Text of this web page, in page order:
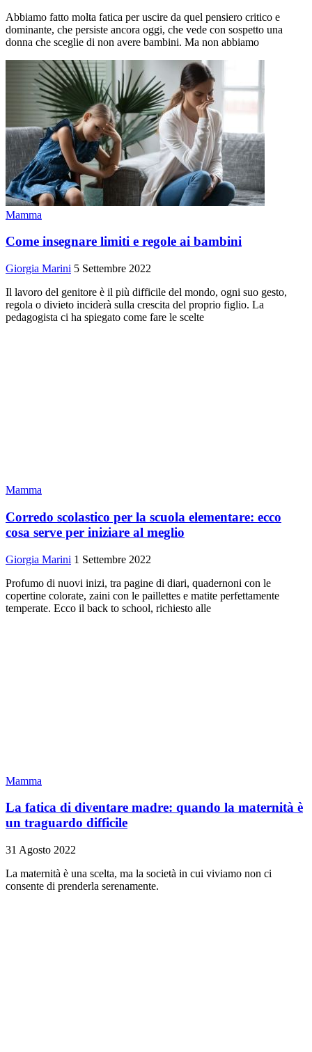
Abbiamo fatto molta fatica per uscire da quel pensiero critico e
dominante, che persiste ancora oggi, che vede con sospetto una
donna che sceglie di non avere bambini. Ma non abbiamo
Mamma
Come insegnare limiti e regole ai bambini
Giorgia Marini 5 Settembre 2022
Il lavoro del genitore è il più difficile del mondo, ogni suo gesto,
regola o divieto inciderà sulla crescita del proprio figlio. La
pedagogista ci ha spiegato come fare le scelte
Mamma
Corredo scolastico per la scuola elementare: ecco
cosa serve per iniziare al meglio
Giorgia Marini 1 Settembre 2022
Profumo di nuovi inizi, tra pagine di diari, quadernoni con le
copertine colorate, zaini con le paillettes e matite perfettamente
temperate. Ecco il back to school, richiesto alle
Mamma
La fatica di diventare madre: quando la maternità è
un traguardo difficile
31 Agosto 2022
La maternità è una scelta, ma la società in cui viviamo non ci
consente di prenderla serenamente.